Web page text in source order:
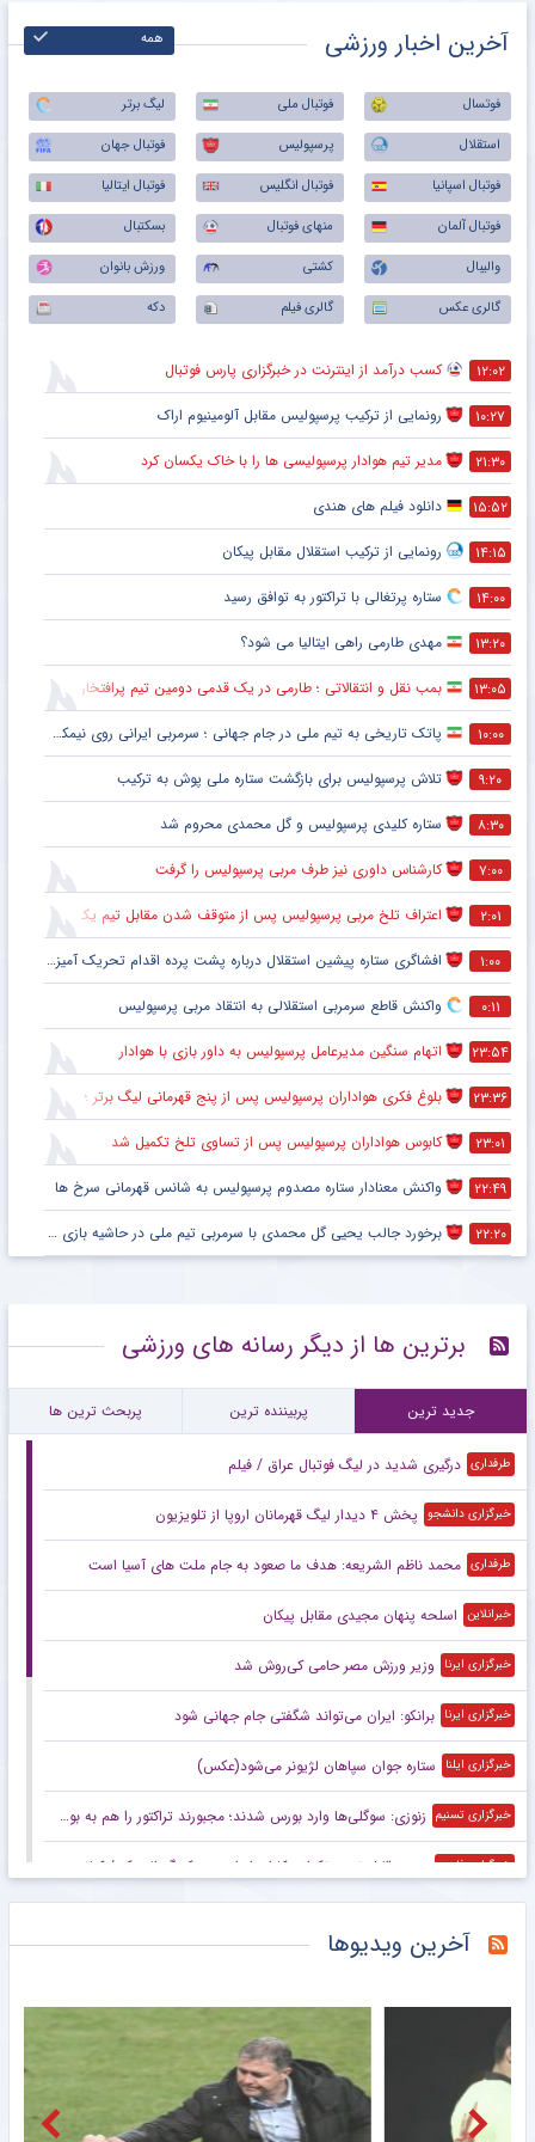
آخرین اخبار ورزشی همه
فوتسال فوتبال ملی
لیگ برتر
استقلال
پرسپولیس
فوتبال جهان
فوتبال اسپانیا
فوتبال انگلیس
فوتبال ایتالیا
فوتبال آلمان
منهای فوتبال
بسکتبال
والیبال
کشتی
ورزش بانوان
گالری عکس
گالری فیلم دکه
۱۲:۰۲ کسب درآمد از اینترنت در خبرگزاری پارس فوتبال
۱۰:۲۷ رونمایی از ترکیب پرسپولیس‌ مقابل آلومینیوم اراک
۲۱:۳۰ مدیر تیم هوادار پرسپولیسی ها را با خاک یکسان کرد
۱۵:۵۲ دانلود فیلم های هندی
۱۴:۱۵ رونمایی از ترکیب استقلال مقابل پیکان
۱۴:۰۰ ستاره پرتغالی با تراکتور به توافق رسید
۱۳:۲۰ مهدی طارمی راهی ایتالیا می شود؟
۱۳:۰۵ بمب نقل و انتقالاتی ؛ طارمی در یک قدمی دومین تیم پرافتخار اروپا
۱۰:۰۰ پاتک تاریخی به تیم ملی در جام جهانی ؛ سرمربی ایرانی روی نیمکت آمریکا
۹:۲۰ تلاش پرسپولیس برای بازگشت ستاره ملی پوش به ترکیب
۸:۳۰ ستاره کلیدی پرسپولیس و گل محمدی محروم شد
۷:۰۰ کارشناس داوری نیز طرف مربی پرسپولیس را گرفت
۲:۰۱ اعتراف تلخ مربی پرسپولیس پس از متوقف شدن مقابل تیم یک استقلالی
۱:۰۰ افشاگری ستاره پیشین استقلال درباره پشت پرده اقدام تحریک آمیز خود مقابل هواداران پرسپولیس
۰:۱۱ واکنش قاطع سرمربی استقلالی به انتقاد مربی پرسپولیس
۲۳:۵۴ اتهام سنگین مدیرعامل پرسپولیس به داور بازی با هوادار
۲۳:۳۶ بلوغ فکری هواداران پرسپولیس پس از پنج قهرمانی لیگ برتر ؛ اتفاقی تاریخی پس از پایان بازی با هوادار
۲۳:۰۱ کابوس هواداران پرسپولیس پس از تساوی تلخ تکمیل شد
۲۲:۴۹ واکنش معنادار ستاره مصدوم پرسپولیس به شانس قهرمانی سرخ ها
۲۲:۲۰ برخورد جالب یحیی گل محمدی با سرمربی تیم ملی در حاشیه بازی پرسپولیس
برترین ها از دیگر رسانه های ورزشی
جدید ترین پربیننده ترین پربحث ترین ها
طرفداری درگیری شدید در لیگ فوتبال عراق / فیلم
خبرگزاری دانشجو پخش ۴ دیدار لیگ قهرمانان اروپا از تلویزیون
طرفداری محمد ناظم الشریعه: هدف ما صعود به جام ملت های آسیا است
خبرانلاین اسلحه پنهان مجیدی مقابل پیکان
خبرگزاری ایرنا وزیر ورزش مصر حامی کی‌روش شد
خبرگزاری ایرنا برانکو: ایران می‌تواند شگفتی جام جهانی شود
خبرگزاری ایلنا ستاره جوان سپاهان لژیونر می‌شود(عکس)
خبرگزاری تسنیم زنوزی: سوگلی‌ها وارد بورس شدند؛ مجبورند تراکتور را هم به بورس ببرند/ بدهی‌های ما کمتر از ۲ میلیارد تومان است
خبرگزاری فارس صعود قابل توجه تکواندوکاران ایران در رنکینگ المپیکی/ کیانی و میرحسینی در جمع ۲۰ تکواندوکار برتر جهان
خبرانلاین ببینید | کنایه حجت‌الاسلام برمایی به ماجرای راه ندادن بانوان به ورزشگاه امام رضا مشهد
طرفداری حضور دژاگه در تمرینات نساجی؛ زوج اشکان – مسعود شجاعی این بار در مازندران؟
آخرین ویدیوها